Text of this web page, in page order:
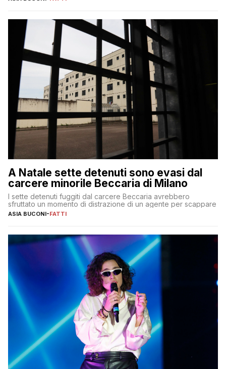
A Natale sette detenuti sono evasi dal
carcere minorile Beccaria di Milano
I sette detenuti fuggiti dal carcere Beccaria avrebbero
sfruttato un momento di distrazione di un agente per scappare
ASIA BUCONI-FATTI